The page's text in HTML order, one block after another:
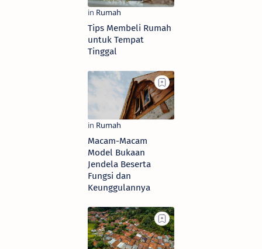
Tips Membeli Rumah
untuk Tempat
Tinggal
Macam-Macam
Model Bukaan
Jendela Beserta
Fungsi dan
Keunggulannya